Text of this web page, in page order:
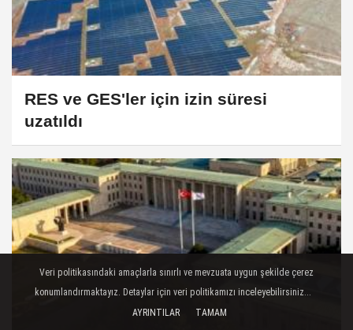
RES ve GES'ler için izin süresi
uzatıldı
Veri politikasındaki amaçlarla sınırlı ve mevzuata uygun şekilde çerez
konumlandırmaktayız. Detaylar için veri politikamızı inceleyebilirsiniz...
AYRINTILAR
TAMAM